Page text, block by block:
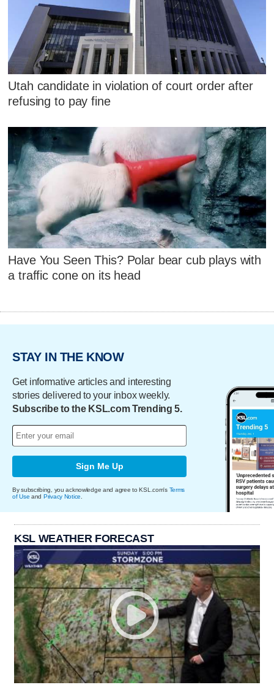
Utah candidate in violation of court order after
refusing to pay fine
Have You Seen This? Polar bear cub plays with
a traffic cone on its head
STAY IN THE KNOW
Get informative articles and interesting
stories delivered to your inbox weekly.
Subscribe to the KSL.com Trending 5.
Sign Me Up
By subscribing, you acknowledge and agree to KSL.com's Terms
of Use and Privacy Notice
KSL WEATHER FORECAST